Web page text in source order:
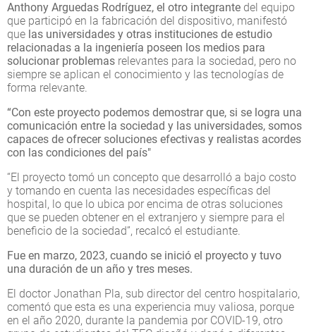
Anthony Arguedas Rodríguez, el otro integrante del equipo
que participó en la fabricación del dispositivo, manifestó
que las universidades y otras instituciones de estudio
relacionadas a la ingeniería poseen los medios para
solucionar problemas relevantes para la sociedad, pero no
siempre se aplican el conocimiento y las tecnologías de
forma relevante.
“Con este proyecto podemos demostrar que, si se logra una
comunicación entre la sociedad y las universidades, somos
capaces de ofrecer soluciones efectivas y realistas acordes
con las condiciones del país"
“El proyecto tomó un concepto que desarrolló a bajo costo
y tomando en cuenta las necesidades específicas del
hospital, lo que lo ubica por encima de otras soluciones
que se pueden obtener en el extranjero y siempre para el
beneficio de la sociedad”, recalcó el estudiante.
Fue en marzo, 2023, cuando se inició el proyecto y tuvo
una duración de un año y tres meses.
El doctor Jonathan Pla, sub director del centro hospitalario,
comentó que esta es una experiencia muy valiosa, porque
en el año 2020, durante la pandemia por COVID-19, otro